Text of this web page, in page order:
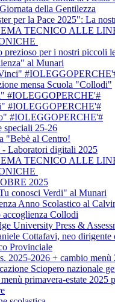
della Gentilezza
per la Pace 2025": La
TECNICO ALLE
prezioso per i nostri piccoli
al Munari
mensa Scuola "Collodi"
#IOLEGGOPERCHE'#
#IOLEGGOPERCHE'#
#IOLEGGOPERCHE'#
speciali 25-26
"Bebè al Centro!
- Laboratori digitali 2025
TECNICO ALLE
2025
conosci Verdi" al Munari
Anno Scolastico al
accoglienza Collodi
University Press &
Cottafavi, neo
Provinciale
2025-2026 + cambio menù
Sciopero nazionale
primavera-estate 2025